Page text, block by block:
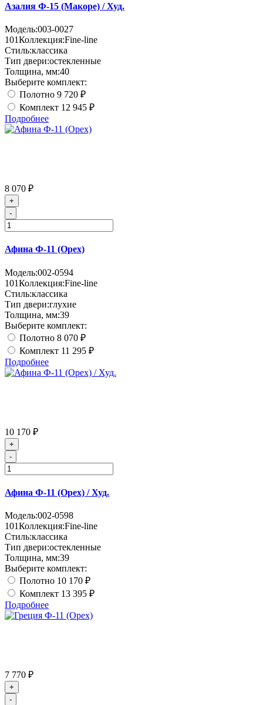
Азалия Ф-15 (Макоре) / Худ.
Модель:003-0027
101Коллекция:Fine-line
Стиль:классика
Тип двери:остекленные
Толщина, мм:40
Выберите комплект:
Полотно 9 720 ₽
Комплект 12 945 ₽
Подробнее
8 070 ₽
+
-
Афина Ф-11 (Орех)
Модель:002-0594
101Коллекция:Fine-line
Стиль:классика
Тип двери:глухие
Толщина, мм:39
Выберите комплект:
Полотно 8 070 ₽
Комплект 11 295 ₽
Подробнее
10 170 ₽
+
-
Афина Ф-11 (Орех) / Худ.
Модель:002-0598
101Коллекция:Fine-line
Стиль:классика
Тип двери:остекленные
Толщина, мм:39
Выберите комплект:
Полотно 10 170 ₽
Комплект 13 395 ₽
Подробнее
7 770 ₽
+
-